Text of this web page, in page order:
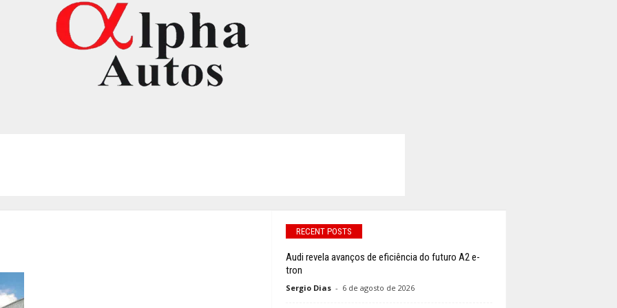
RECENT POSTS
Audi revela avanços de eficiência do futuro A2 e-
tron
Sergio Dias - 6 de agosto de 2026